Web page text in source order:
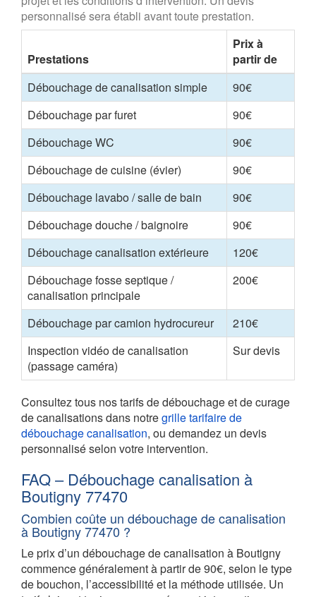
personnalisé sera établi avant toute prestation.
Prestations
Prix à
partir de
Débouchage de canalisation simple
90€
Débouchage par furet
90€
Débouchage WC
90€
Débouchage de cuisine (évier)
90€
Débouchage lavabo / salle de bain
90€
Débouchage douche / baignoire
90€
Débouchage canalisation extérieure
120€
Débouchage fosse septique /
canalisation principale
200€
Débouchage par camion hydrocureur
210€
Inspection vidéo de canalisation
(passage caméra)
Sur devis
Consultez tous nos tarifs de débouchage et de curage
de canalisations dans notregrille tarifaire de
débouchage canalisation, ou demandez un devis
personnalisé selon votre intervention.
FAQ – Débouchage canalisation à
Boutigny 77470
Combien coûte un débouchage de canalisation
à Boutigny 77470 ?
Le prix d’un débouchage de canalisation à Boutigny
commence généralement à partir de 90€, selon le type
de bouchon, l’accessibilité et la méthode utilisée. Un